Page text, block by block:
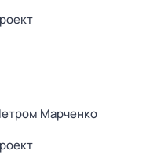
Марченко